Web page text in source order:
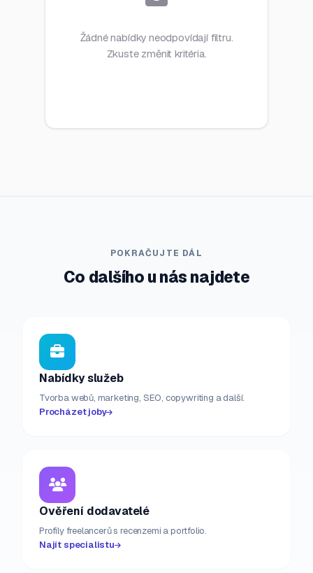
Žádné nabídky neodpovídají filtru.
Zkuste změnit kritéria.
POKRAČUJTE DÁL
Co dalšího u nás najdete
Nabídky služeb
Tvorba webů, marketing, SEO, copywriting a další.
Procházet joby
Ověření dodavatelé
Profily freelancerů s recenzemi a portfolio.
Najít specialistu